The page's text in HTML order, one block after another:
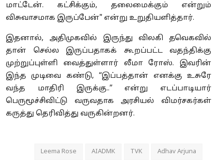
மாட்டேன். கட்சிக்கும், தலைமைக்கும் என்றும்
விசுவாசமாக இருப்பேன்" என்று உறுதியளித்தார்.
இதனால், அதிமுகவில் இருந்து விலகி தவெகவில்
தான் செல்ல இருப்பதாகக் கூறப்பட்ட வதந்திக்கு
முற்றுப்புள்ளி வைத்துள்ளார் லீமா ரோஸ். இவரின்
இந்த முடிவை கண்டு, “இப்பத்தான் எனக்கு உசுரே
வந்த மாதிரி இருக்கு..” என்று எடப்பாடியார்
பெருமூச்சிவிட்டு வருவதாக அரசியல் விமர்சகர்கள்
கருத்து தெரிவித்து வருகின்றனர்.
Leema Rose AIADMK TVK Adhav Arjuna